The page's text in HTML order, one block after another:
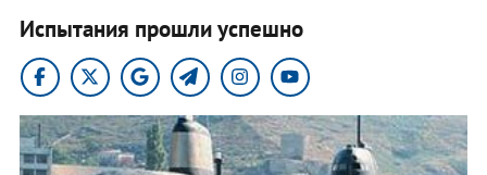
Испытания прошли успешно